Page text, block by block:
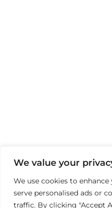
We value your
We use cookies to
serve personalised ads or
traffic. By clicking "Accept